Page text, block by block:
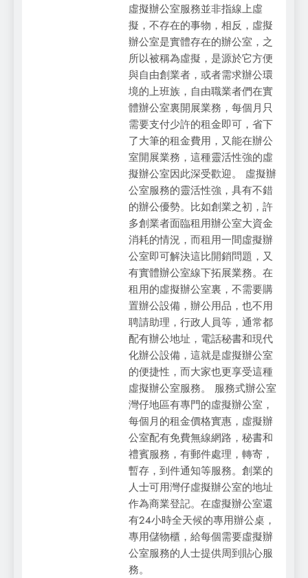
虛擬辦公室服務並非指線上虛
擬，不存在的事物，相反，虛擬
辦公室是實體存在的辦公室，之
所以被稱為虛擬，是源於它方便
與自由創業者，或者需求辦公環
境的上班族，自由職業者們在實
體辦公室裏開展業務，每個月只
需要支付少許的租金即可，省下
了大筆的租金費用，又能在辦公
室開展業務，這種靈活性強的虛
擬辦公室因此深受歡迎。 虛擬辦
公室服務的靈活性強，具有不錯
的辦公優勢。比如創業之初，許
多創業者面臨租用辦公室大資金
消耗的情況，而租用一間虛擬辦
公室即可解決這比開銷問題，又
有實體辦公室線下拓展業務。在
租用的虛擬辦公室裏，不需要購
置辦公設備，辦公用品，也不用
聘請助理，行政人員等，通常都
配有辦公地址，電話秘書和現代
化辦公設備，這就是虛擬辦公室
的便捷性，而大家也更享受這種
虛擬辦公室服務。 服務式辦公室
灣仔地區有專門的虛擬辦公室，
每個月的租金價格實惠，虛擬辦
公室配有免費無線網路，秘書和
禮賓服務，有郵件處理，轉寄，
暫存，到件通知等服務。創業的
人士可用灣仔虛擬辦公室的地址
作為商業登記。在虛擬辦公室還
有24小時全天候的專用辦公桌，
專用儲物櫃，給每個需要虛擬辦
公室服務的人士提供周到貼心服
務。